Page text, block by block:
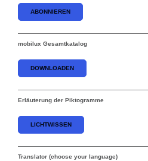
ABONNIEREN
mobilux Gesamtkatalog
DOWNLOADEN
Erläuterung der Piktogramme
LICHTWISSEN
Translator (choose your language)